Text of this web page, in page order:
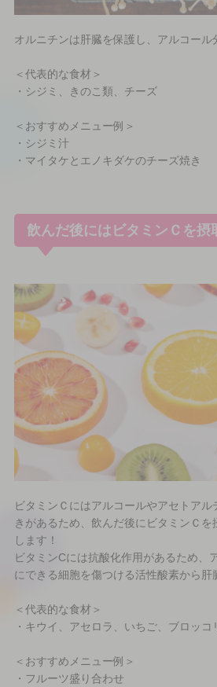
オルニチンは肝臓を保護し、アルコール
＜代表的な食材＞
・シジミ、きのこ類、チーズ
＜おすすめメニュー例＞
・シジミ汁
・マイタケとエノキダケのチーズ焼き
飲んだ後にはビタミンＣを摂
ビタミンＣにはアルコールやアセトアル
きがあるため、飲んだ後にビタミンＣ
します！
ビタミンCには抗酸化作用があるため、
にできる細胞を傷つける活性酸素から肝
＜代表的な食材＞
・キウイ、アセロラ、いちご、ブロッコ
＜おすすめメニュー例＞
・フルーツ盛り合わせ